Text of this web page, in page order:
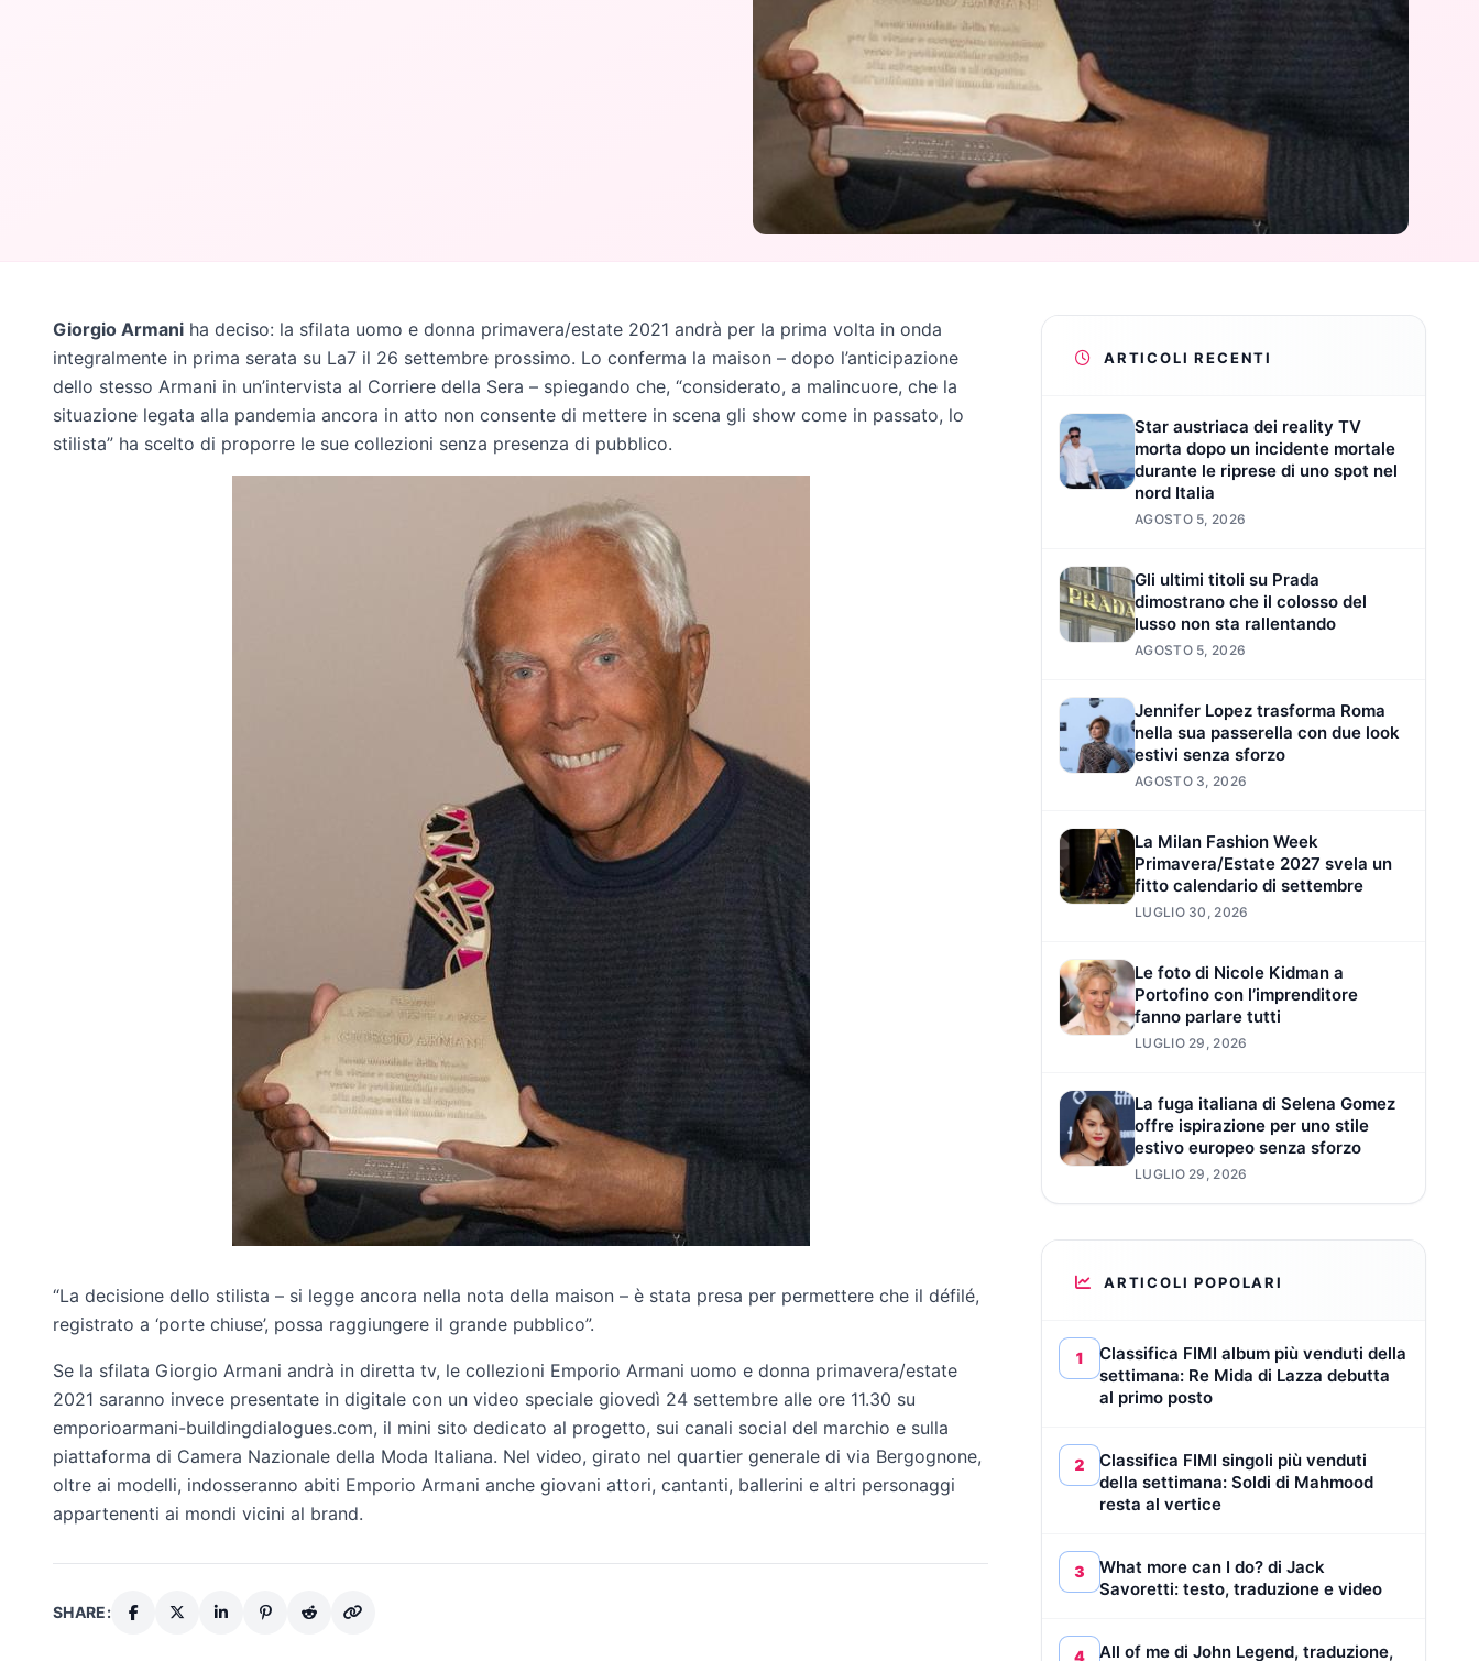
Giorgio Armani ha deciso: la sfilata uomo e donna primavera/estate 2021 andrà per la prima volta in onda
integralmente in prima serata su La7 il 26 settembre prossimo. Lo conferma la maison – dopo l’anticipazione
dello stesso Armani in un’intervista al Corriere della Sera – spiegando che, “considerato, a malincuore, che la
situazione legata alla pandemia ancora in atto non consente di mettere in scena gli show come in passato, lo
stilista” ha scelto di proporre le sue collezioni senza presenza di pubblico.
“La decisione dello stilista – si legge ancora nella nota della maison – è stata presa per permettere che il défilé,
registrato a ‘porte chiuse’, possa raggiungere il grande pubblico”.
Se la sfilata Giorgio Armani andrà in diretta tv, le collezioni Emporio Armani uomo e donna primavera/estate
2021 saranno invece presentate in digitale con un video speciale giovedì 24 settembre alle ore 11.30 su
emporioarmani-buildingdialogues.com, il mini sito dedicato al progetto, sui canali social del marchio e sulla
piattaforma di Camera Nazionale della Moda Italiana. Nel video, girato nel quartier generale di via Bergognone,
oltre ai modelli, indosseranno abiti Emporio Armani anche giovani attori, cantanti, ballerini e altri personaggi
appartenenti ai mondi vicini al brand.
SHARE:
ARTICOLI RECENTI
Star austriaca dei reality TV
morta dopo un incidente mortale
durante le riprese di uno spot nel
nord Italia
AGOSTO 5, 2026
Gli ultimi titoli su Prada
dimostrano che il colosso del
lusso non sta rallentando
AGOSTO 5, 2026
Jennifer Lopez trasforma Roma
nella sua passerella con due look
estivi senza sforzo
AGOSTO 3, 2026
La Milan Fashion Week
Primavera/Estate 2027 svela un
fitto calendario di settembre
LUGLIO 30, 2026
Le foto di Nicole Kidman a
Portofino con l’imprenditore
fanno parlare tutti
LUGLIO 29, 2026
La fuga italiana di Selena Gomez
offre ispirazione per uno stile
estivo europeo senza sforzo
LUGLIO 29, 2026
ARTICOLI POPOLARI
1
Classifica FIMI album più venduti della
settimana: Re Mida di Lazza debutta
al primo posto
2
Classifica FIMI singoli più venduti
della settimana: Soldi di Mahmood
resta al vertice
3
What more can I do? di Jack
Savoretti: testo, traduzione e video
4 All of me di John Legend, traduzione,